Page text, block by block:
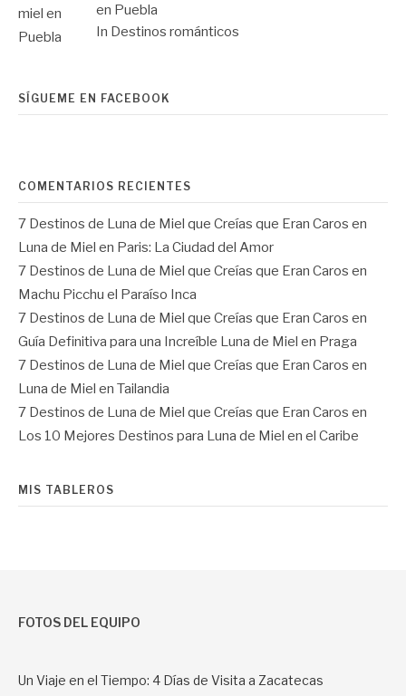
en Puebla
In Destinos románticos
SÍGUEME EN FACEBOOK
COMENTARIOS RECIENTES
7 Destinos de Luna de Miel que Creías que Eran Caros en
Luna de Miel en Paris: La Ciudad del Amor
7 Destinos de Luna de Miel que Creías que Eran Caros en
Machu Picchu el Paraíso Inca
7 Destinos de Luna de Miel que Creías que Eran Caros en
Guía Definitiva para una Increíble Luna de Miel en Praga
7 Destinos de Luna de Miel que Creías que Eran Caros en
Luna de Miel en Tailandia
7 Destinos de Luna de Miel que Creías que Eran Caros en
Los 10 Mejores Destinos para Luna de Miel en el Caribe
MIS TABLEROS
FOTOS DEL EQUIPO
Un Viaje en el Tiempo: 4 Días de Visita a Zacatecas